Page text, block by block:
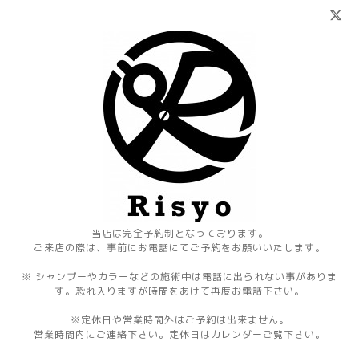
当店は完全予約制となっております。
ご来店の際は、事前にお電話にてご予約をお願いいたします。
※ シャンプーやカラーなどの施術中は電話に出られない事がありま
す。恐れ入りますが時間をあけて再度お電話下さい。
※定休日や営業時間外はご予約は出来ません。
営業時間内にご連絡下さい。定休日はカレンダーご覧下さい。